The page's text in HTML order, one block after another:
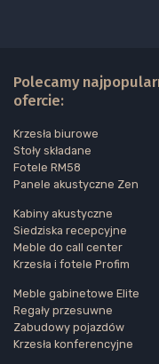
Polecamy
ofercie:
Krzesła biurowe
Stoły składane
Fotele RM58
Panele akustyczne Zen
Kabiny akustyczne
Siedziska recepcyjne
Meble do call center
Krzesła i fotele Profim
Meble gabinetowe Elite
Regały przesuwne
Zabudowy pojazdów
Krzesła konferencyjne